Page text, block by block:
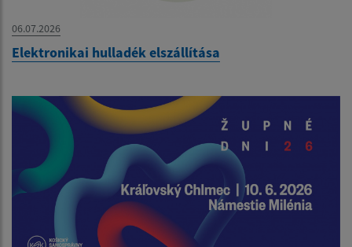
06.07.2026
Elektronikai hulladék elszállítása